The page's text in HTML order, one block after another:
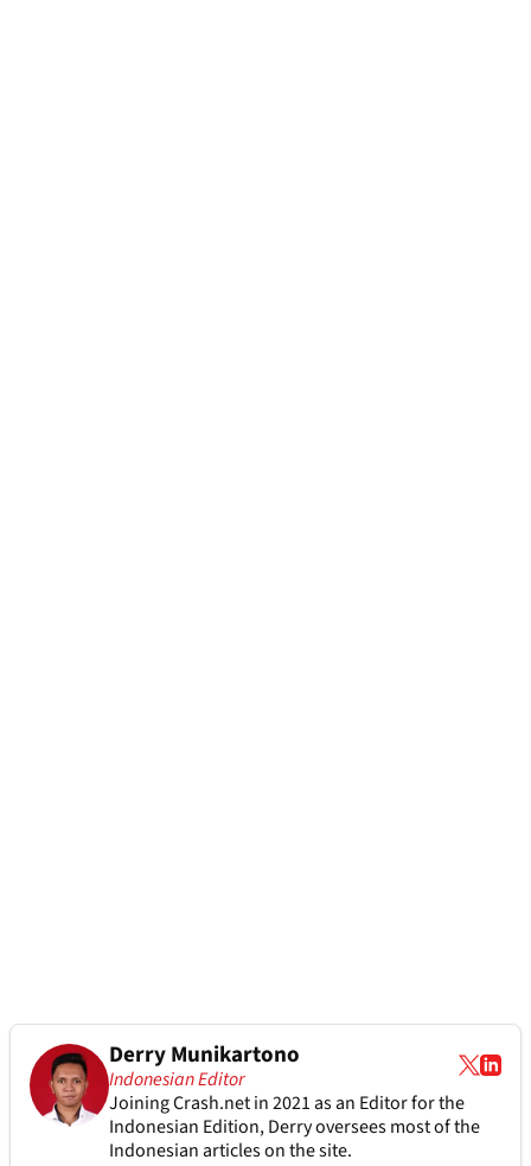
Derry Munikartono
Indonesian Editor
Joining Crash.net in 2021 as an Editor for the
Indonesian Edition, Derry oversees most of the
Indonesian articles on the site.